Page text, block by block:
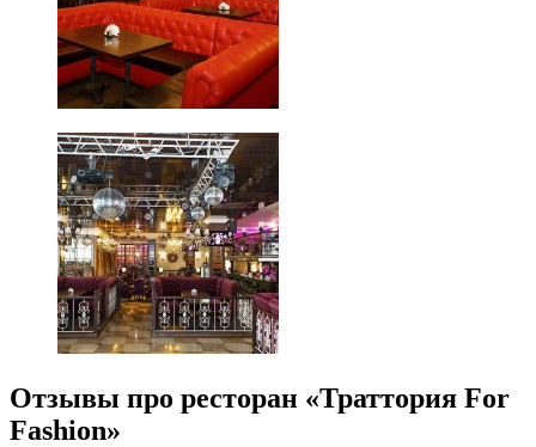
Отзывы про ресторан «Траттория For
Fashion»